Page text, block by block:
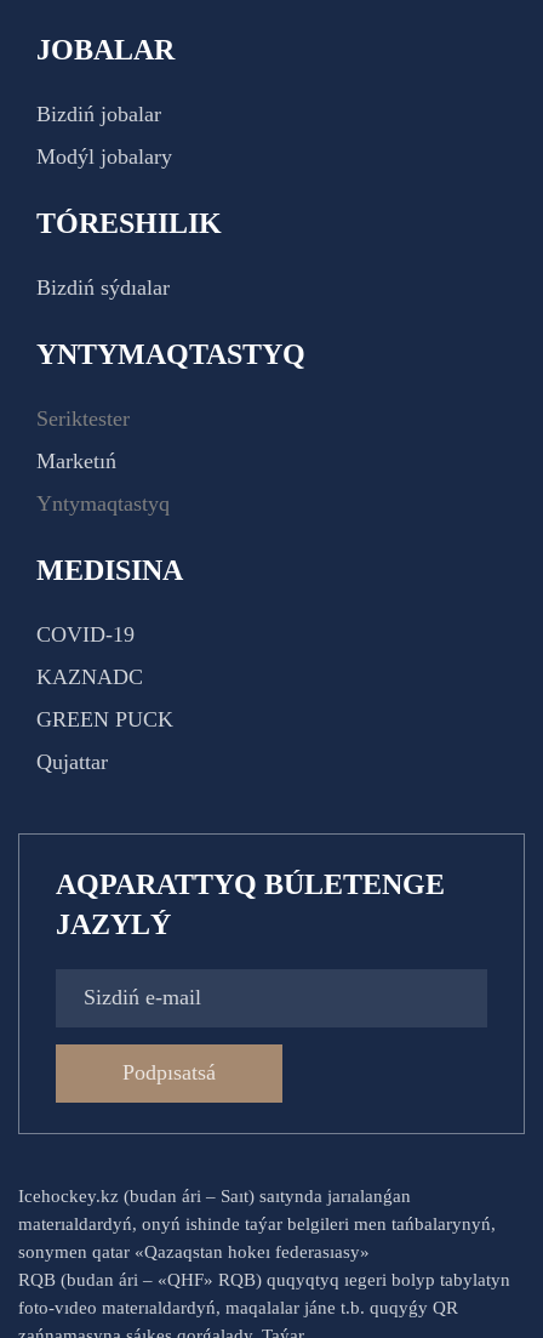
JOBALAR
Bizdiń jobalar
Modýl jobalary
TÓRESHILIK
Bizdiń sýdıalar
YNTYMAQTASTYQ
Seriktester
Marketıń
Yntymaqtastyq
MEDISINA
COVID-19
KAZNADC
GREEN PUCK
Qujattar
AQPARATTYQ BÚLETENGE
JAZYLÝ
Podpısatsá
Icehockey.kz (budan ári – Saıt) saıtynda jarıalanǵan
materıaldardyń, onyń ishinde taýar belgileri men tańbalarynyń,
sonymen qatar «Qazaqstan hokeı federasıasy»
RQB (budan ári – «QHF» RQB) quqyqtyq ıegeri bolyp tabylatyn
foto-vıdeo materıaldardyń, maqalalar jáne t.b. quqyǵy QR